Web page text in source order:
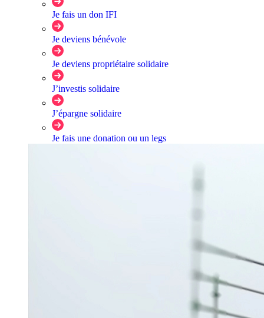
Je fais un don IFI
Je deviens bénévole
Je deviens propriétaire solidaire
J’investis solidaire
J’épargne solidaire
Je fais une donation ou un legs